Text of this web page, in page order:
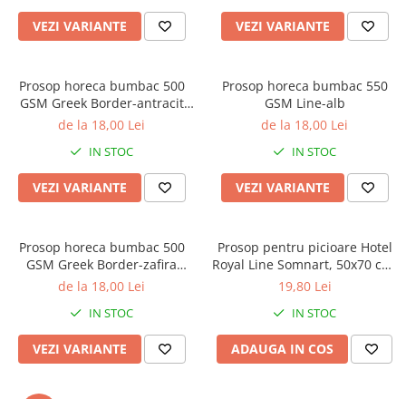
VEZI VARIANTE VEZI VARIANTE
Prosop horeca bumbac 500
GSM Greek Border-antracit
whisper
de la 18,00 Lei
IN STOC
VEZI VARIANTE
Prosop horeca bumbac 550
GSM Line-alb
de la 18,00 Lei
IN STOC
VEZI VARIANTE
Prosop horeca bumbac 500
GSM Greek Border-zafira
breeze
de la 18,00 Lei
IN STOC
VEZI VARIANTE
Prosop pentru picioare Hotel
Royal Line Somnart, 50x70 cm,
100% bumbac, 550 GSM
19,80 Lei
IN STOC
ADAUGA IN COS